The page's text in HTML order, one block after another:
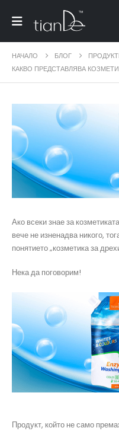
НАЧАЛО БЛОГ
КАКВО ПРЕДСТАВЛЯВА
Ако всеки знае за
вече не изненадва никого,
понятието „козметика за
Нека да поговорим!
Продукт, който не само